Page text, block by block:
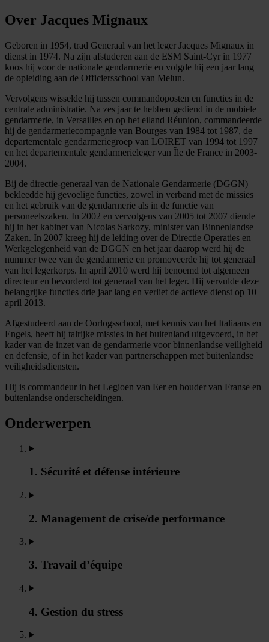
Over Jacques Mignaux
Geboren in 1954, trad Generaal van het leger Jacques Mignaux in
dienst in 1974. Na zijn afstuderen aan de ESM Saint-Cyr in 1977
koos hij voor de nationale gendarmerie en volgde hij een jaar lang
de opleiding aan de Officiersschool van Melun.
Vervolgens wisselde hij tussen commandoposten en functies in de
centrale administratie. Na zes jaar te hebben gediend in de mobiele
gendarmerie, in Versailles en op het eiland Réunion, commandeerde
hij de gendarmeriecompagnie van Bourges van 1984 tot 1987, de
departementale gendarmeriegroep van LOIRET van 1994 tot 1997
en het departementale gendarmerieleger van Île de France in 2003-
2004.
Bij de directie-generaal van de Nationale Gendarmerie (DGGN)
bekleedde hij gevoelige functies, zowel in verband met de missies
en het gebruik van de gendarmerie als in de functie van
personeelszaken. In 2002 en vervolgens van 2005 tot 2007 diende
hij in het kabinet van Nicolas Sarkozy, minister van Binnenlandse
Zaken. In 2007 kreeg hij de leiding over de Directie Operaties en
Werkgelegenheid van de DGGN en het jaar daarop werd hij de
nummer twee van de gendarmerie en promoveerde hij tot generaal
van het legerkorps. In april 2010 werd hij benoemd tot algemeen
directeur en bevorderd tot generaal van het leger. Hij vervulde deze
belangrijke functies drie jaar lang en verliet de actieve dienst op 10
april 2013.
Afgestudeerd aan de Oorlogsschool, met kennis van het Italiaans en
Engels, heeft hij talrijke missies in het buitenland uitgevoerd, in het
kader van de inzet van de gendarmerie voor binnenlandse veiligheid
en defensie, of in het kader van partnerschappen met buitenlandse
veiligheidsdiensten.
Hij is commandeur in het Legioen van Eer en houder van Franse en
buitenlandse onderscheidingen.
Onderwerpen
1. Sécurité et défense intérieure
2. Management de crise/de performance
3. Travail d’équipe
4. Gestion du stress